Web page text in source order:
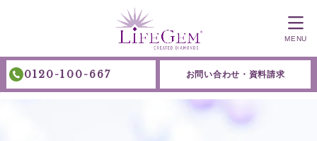
0120-100-667 お問い合わせ・資料請求
MENU